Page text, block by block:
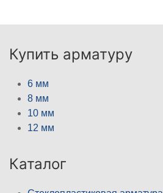
Купить арматуру
6 мм
8 мм
10 мм
12 мм
Каталог